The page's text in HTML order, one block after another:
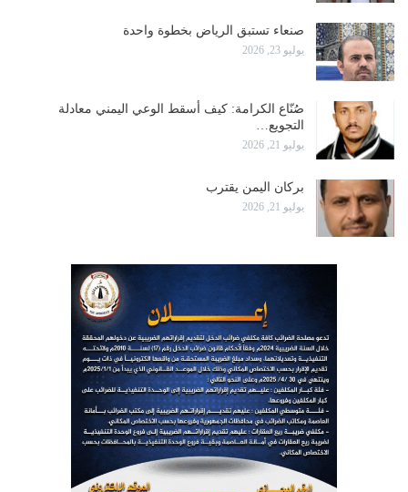
صنعاء تستبق الرياض بخطوة واحدة
يوليو 23, 2026
صُنّاع الكرامة: كيف أسقط الوعي اليمني معادلة
التجويع…
يوليو 21, 2026
بركان اليمن يقترب
يوليو 21, 2026